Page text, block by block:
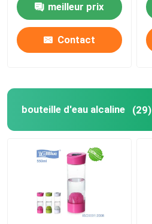
approuvémeilleur prix
Contact
bouteille d'eau alcaline (29)